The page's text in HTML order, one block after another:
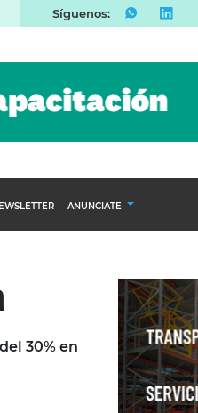
Síguenos:
ANUNCIATE
Email Marketing
Branded Content
Publicidad Revista
30% en